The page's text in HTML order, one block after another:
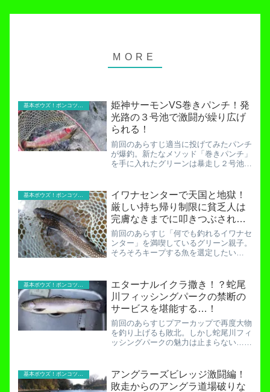
姫神サーモンVS巻きパンチ！発
光路の３号池で激闘が繰り広げ
られる！
前回のあらすじ適当に投げてみたパンチ
が爆釣。新たなメソッド「巻きパンチ」
を手に入れたグリーンは暴走し２号池に
込め！「ギャーッハッハッハッ！消毒し
てやるぅ〜！」もはやグリー...
イワナセンターで天国と地獄！
厳しい持ち帰り制限に貧乏人は
完膚なきまでに叩きつぶされ
る！
前回のあらすじ「何でも釣れるイワナセ
ンター」を満喫しているグリーン親子。
そろそろキープする魚を選定したい
何でも釣れるイワナセンター。例えばこ
んな小さなポンドでも、釣れます。...
エターナルイクラ撒き！？蛇尾
川フィッシングパークの禁断の
サービスを堪能する…！
前回のあらすじプアーカップで再度大物
を釣り上げるも敗北。しかし蛇尾川フィ
ッシングパークの魅力は止まらない…！
ップ！みなさん。ペレット撒きって知っ
てますよね？管理釣り場の...
基本ボウズ！ポンコツ実践記
アングラーズビレッジ激闘編！
敗走からのアングラ道場破りな